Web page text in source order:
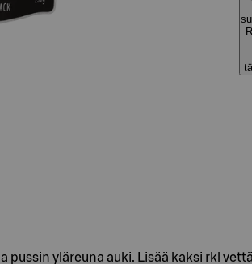
pussin yläreuna auki. Lisää kaksi rkl